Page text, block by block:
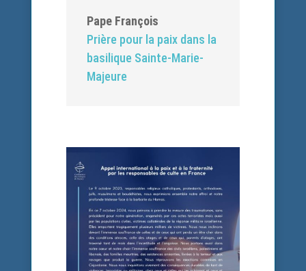
Pape François
Prière pour la paix dans la
basilique Sainte-Marie-
Majeure